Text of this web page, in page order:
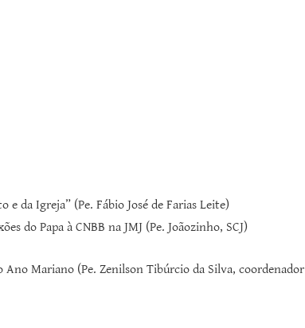
da Igreja” (Pe. Fábio José de Farias Leite)
do Papa à CNBB na JMJ (Pe. Joãozinho, SCJ)
Ano Mariano (Pe. Zenilson Tibúrcio da Silva, coordenador